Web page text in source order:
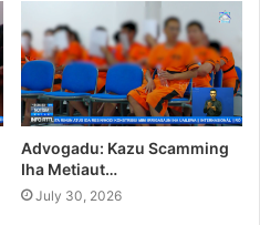
Advogadu: Kazu Scamming
Iha Metiaut…
July 30, 2026